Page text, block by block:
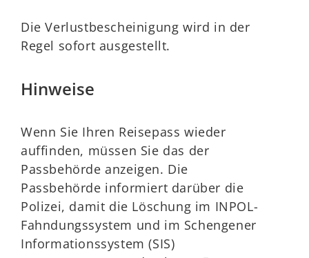
Die Verlustbescheinigung wird in der
Regel sofort ausgestellt.
Hinweise
Wenn Sie Ihren Reisepass wieder
auffinden, müssen Sie das der
Passbehörde anzeigen. Die
Passbehörde informiert darüber die
Polizei, damit die Löschung im INPOL-
Fahndungssystem und im Schengener
Informationssystem (SIS)